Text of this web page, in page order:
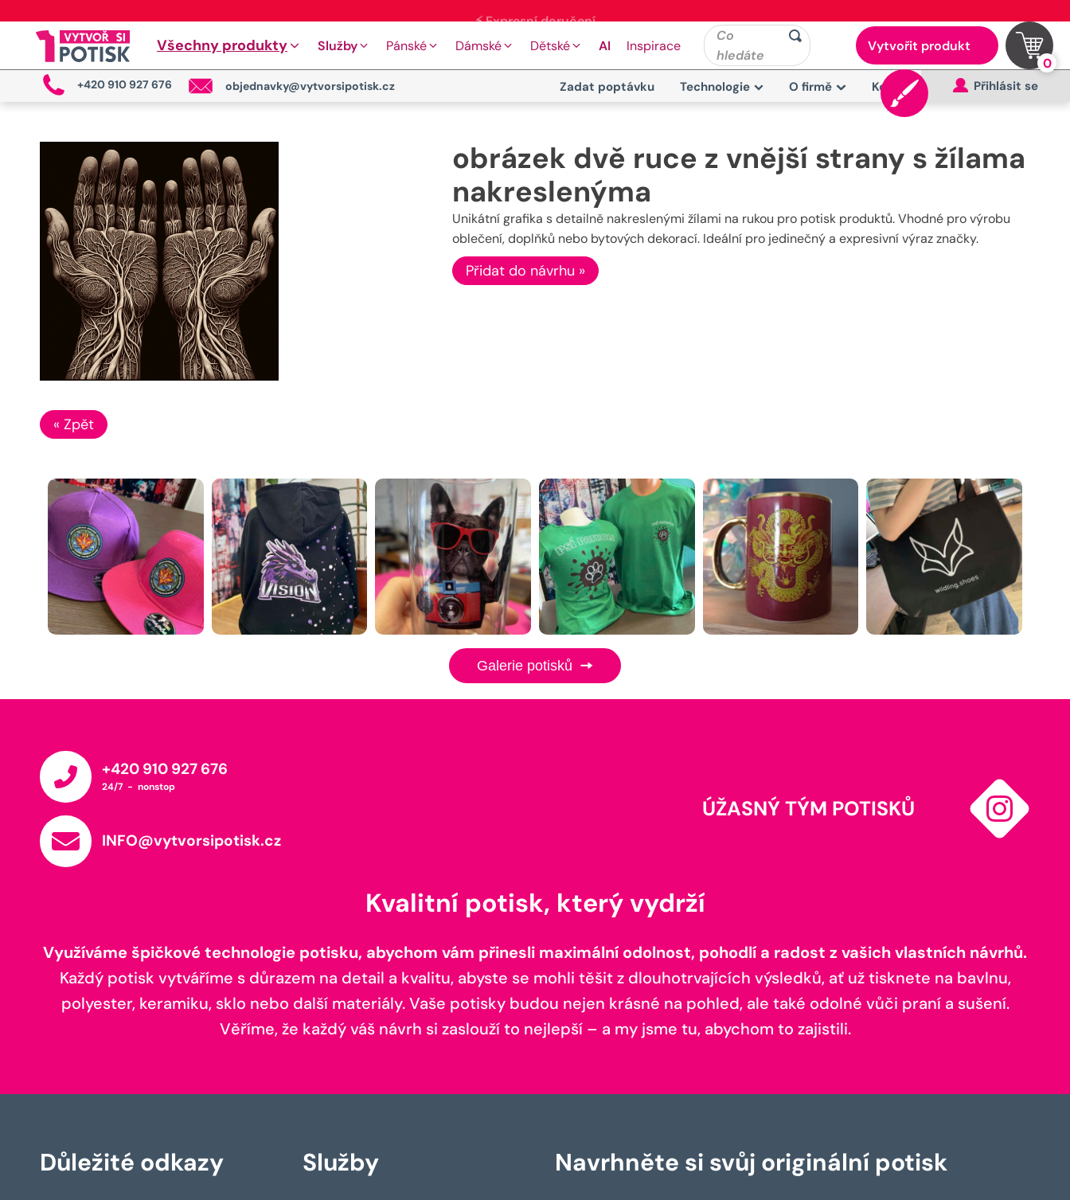
Všechny produkty Služby Pánské Dámské Dětské AI Inspirace
Co
hledáte
Vytvořit produkt
0
+420 910 927 676 objednavky@vytvorsipotisk.cz Zadat poptávku Technologie O firmě Kontakt Přihlásit se
obrázek dvě ruce z vnější strany s žílama
nakreslenýma
Unikátní grafika s detailně nakreslenými žílami na rukou pro potisk produktů. Vhodné pro výrobu
oblečení, doplňků nebo bytových dekorací. Ideální pro jedinečný a expresivní výraz značky.
Přidat do návrhu »
« Zpět
Galerie potisků
+420 910 927 676
24/7 - nonstop
INFO@vytvorsipotisk.cz
ÚŽASNÝ TÝM POTISKŮ
Kvalitní potisk, který vydrží
Využíváme špičkové technologie potisku, abychom vám přinesli maximální odolnost, pohodlí a radost z vašich vlastních návrhů.
Každý potisk vytváříme s důrazem na detail a kvalitu, abyste se mohli těšit z dlouhotrvajících výsledků, ať už tisknete na bavlnu,
polyester, keramiku, sklo nebo další materiály. Vaše potisky budou nejen krásné na pohled, ale také odolné vůči praní a sušení.
Věříme, že každý váš návrh si zaslouží to nejlepší – a my jsme tu, abychom to zajistili.
Důležité odkazy Služby Navrhněte si svůj originální potisk